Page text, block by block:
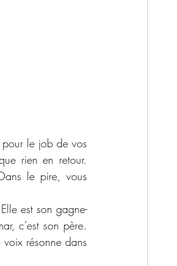
pour le job de vos
rien en retour.
le pire, vous
est son gagne-
c’est son père.
résonne dans